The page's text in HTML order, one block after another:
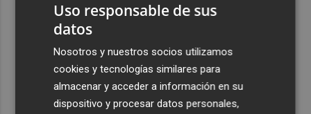
El once del Valencia CF para el último Trofeu Taronja de
Mestalla
Aemet prevé peligro de incendios "muy alto" o
"extremo" en la mayor parte de la Península y Baleares
el día del eclipse
Uso responsable de sus
datos
Nosotros y nuestros socios utilizamos
cookies y tecnologías similares para
almacenar y acceder a información en su
dispositivo y procesar datos personales,